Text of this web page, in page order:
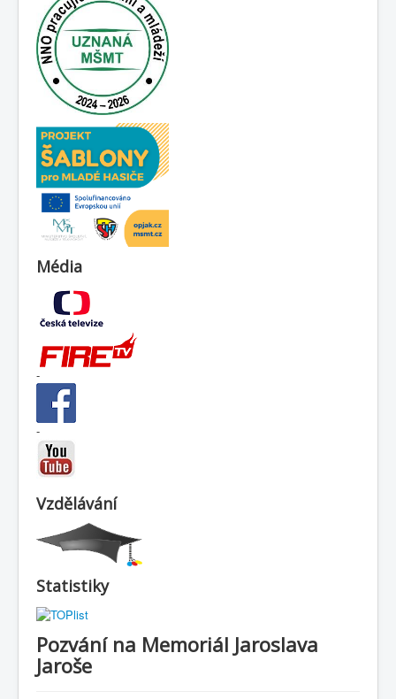
Média
-
-
Vzdělávání
Statistiky
Pozvání na Memoriál Jaroslava
Jaroše